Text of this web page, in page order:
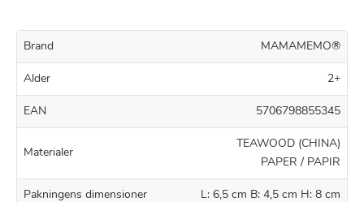
Brand MAMAMEMO®
Alder 2+
EAN 5706798855345
Materialer
TEAWOOD (CHINA)
PAPER / PAPIR
Pakningens dimensioner L: 6,5 cm B: 4,5 cm H: 8 cm